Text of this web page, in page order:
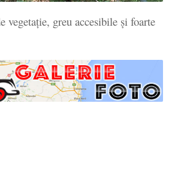
vegetație, greu accesibile și foarte